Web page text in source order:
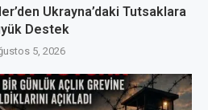
Ukrayna’daki Tutsaklara
Destek
5, 2026